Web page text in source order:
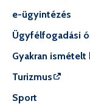
e-ügyintézés
Ügyfélfogadási
Gyakran ismételt
Turizmus
Sport